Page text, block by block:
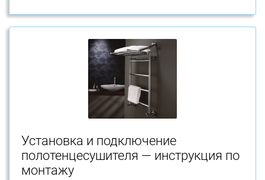
Установка и подключение
полотенцесушителя — инструкция по
монтажу